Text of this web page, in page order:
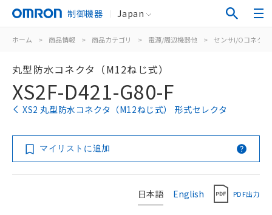
制御機器 Japan
ホーム > 商品情報 > 商品カテゴリ > 電源/周辺機器他 > センサI/Oコネク
丸型防水コネクタ（M12ねじ式）
XS2F-D421-G80-F
XS2 丸型防水コネクタ（M12ねじ式） 形式セレクタ
マイリストに追加
日本語 English PDF出力